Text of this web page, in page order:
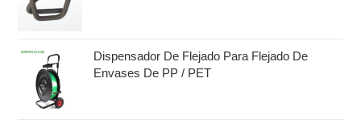
Dispensador De Flejado Para Flejado De
Envases De PP / PET